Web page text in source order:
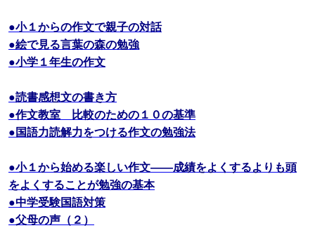
●小１からの作文で親子の対話
●絵で見る言葉の森の勉強
●小学１年生の作文
●読書感想文の書き方
●作文教室 比較のための１０の基準
●国語力読解力をつける作文の勉強法
●小１から始める楽しい作文――成績をよくするよりも頭
をよくすることが勉強の基本
●中学受験国語対策
●父母の声（２）